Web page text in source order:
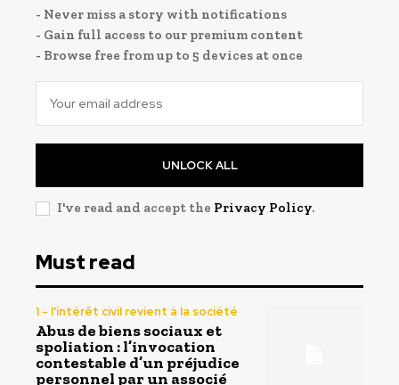
- Never miss a story with notifications
- Gain full access to our premium content
- Browse free from up to 5 devices at once
UNLOCK ALL
I've read and accept the Privacy Policy.
Must read
1 - l'intérêt civil revient à la société
Abus de biens sociaux et
spoliation : l’invocation
contestable d’un préjudice
personnel par un associé